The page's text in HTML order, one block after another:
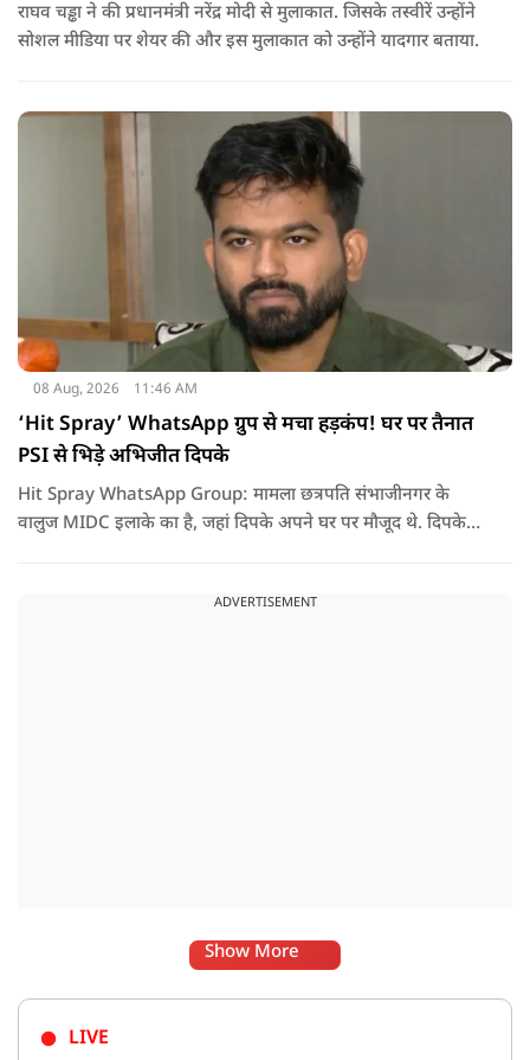
राघव चड्ढा ने की प्रधानमंत्री नरेंद्र मोदी से मुलाकात. जिसके तस्वीरें उन्होंने
सोशल मीडिया पर शेयर की और इस मुलाकात को उन्होंने यादगार बताया.
08 Aug, 2026 11:46 AM
‘Hit Spray’ WhatsApp ग्रुप से मचा हड़कंप! घर पर तैनात
PSI से भिड़े अभिजीत दिपके
Hit Spray WhatsApp Group: मामला छत्रपति संभाजीनगर के
वालुज MIDC इलाके का है, जहां दिपके अपने घर पर मौजूद थे. दिपके
को लेकर दिपके की पुलिस अधिकारी से तीखी बहस हो गई.
ADVERTISEMENT
Show More
LIVE